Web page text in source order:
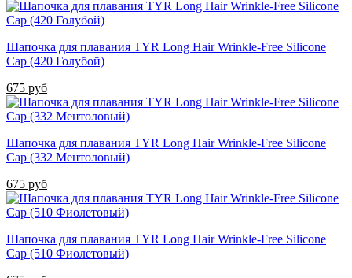
Шапочка для плавания TYR Long Hair Wrinkle-Free Silicone
Cap (420 Голубой)
675 руб
Шапочка для плавания TYR Long Hair Wrinkle-Free Silicone
Cap (332 Ментоловый)
675 руб
Шапочка для плавания TYR Long Hair Wrinkle-Free Silicone
Cap (510 Фиолетовый)